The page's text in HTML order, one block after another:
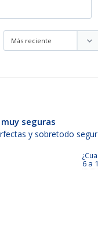
seguras
y sobretodo
6 a